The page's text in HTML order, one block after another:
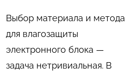
Выбор материала и метода
для влагозащиты
электронного блока —
задача нетривиальная. В